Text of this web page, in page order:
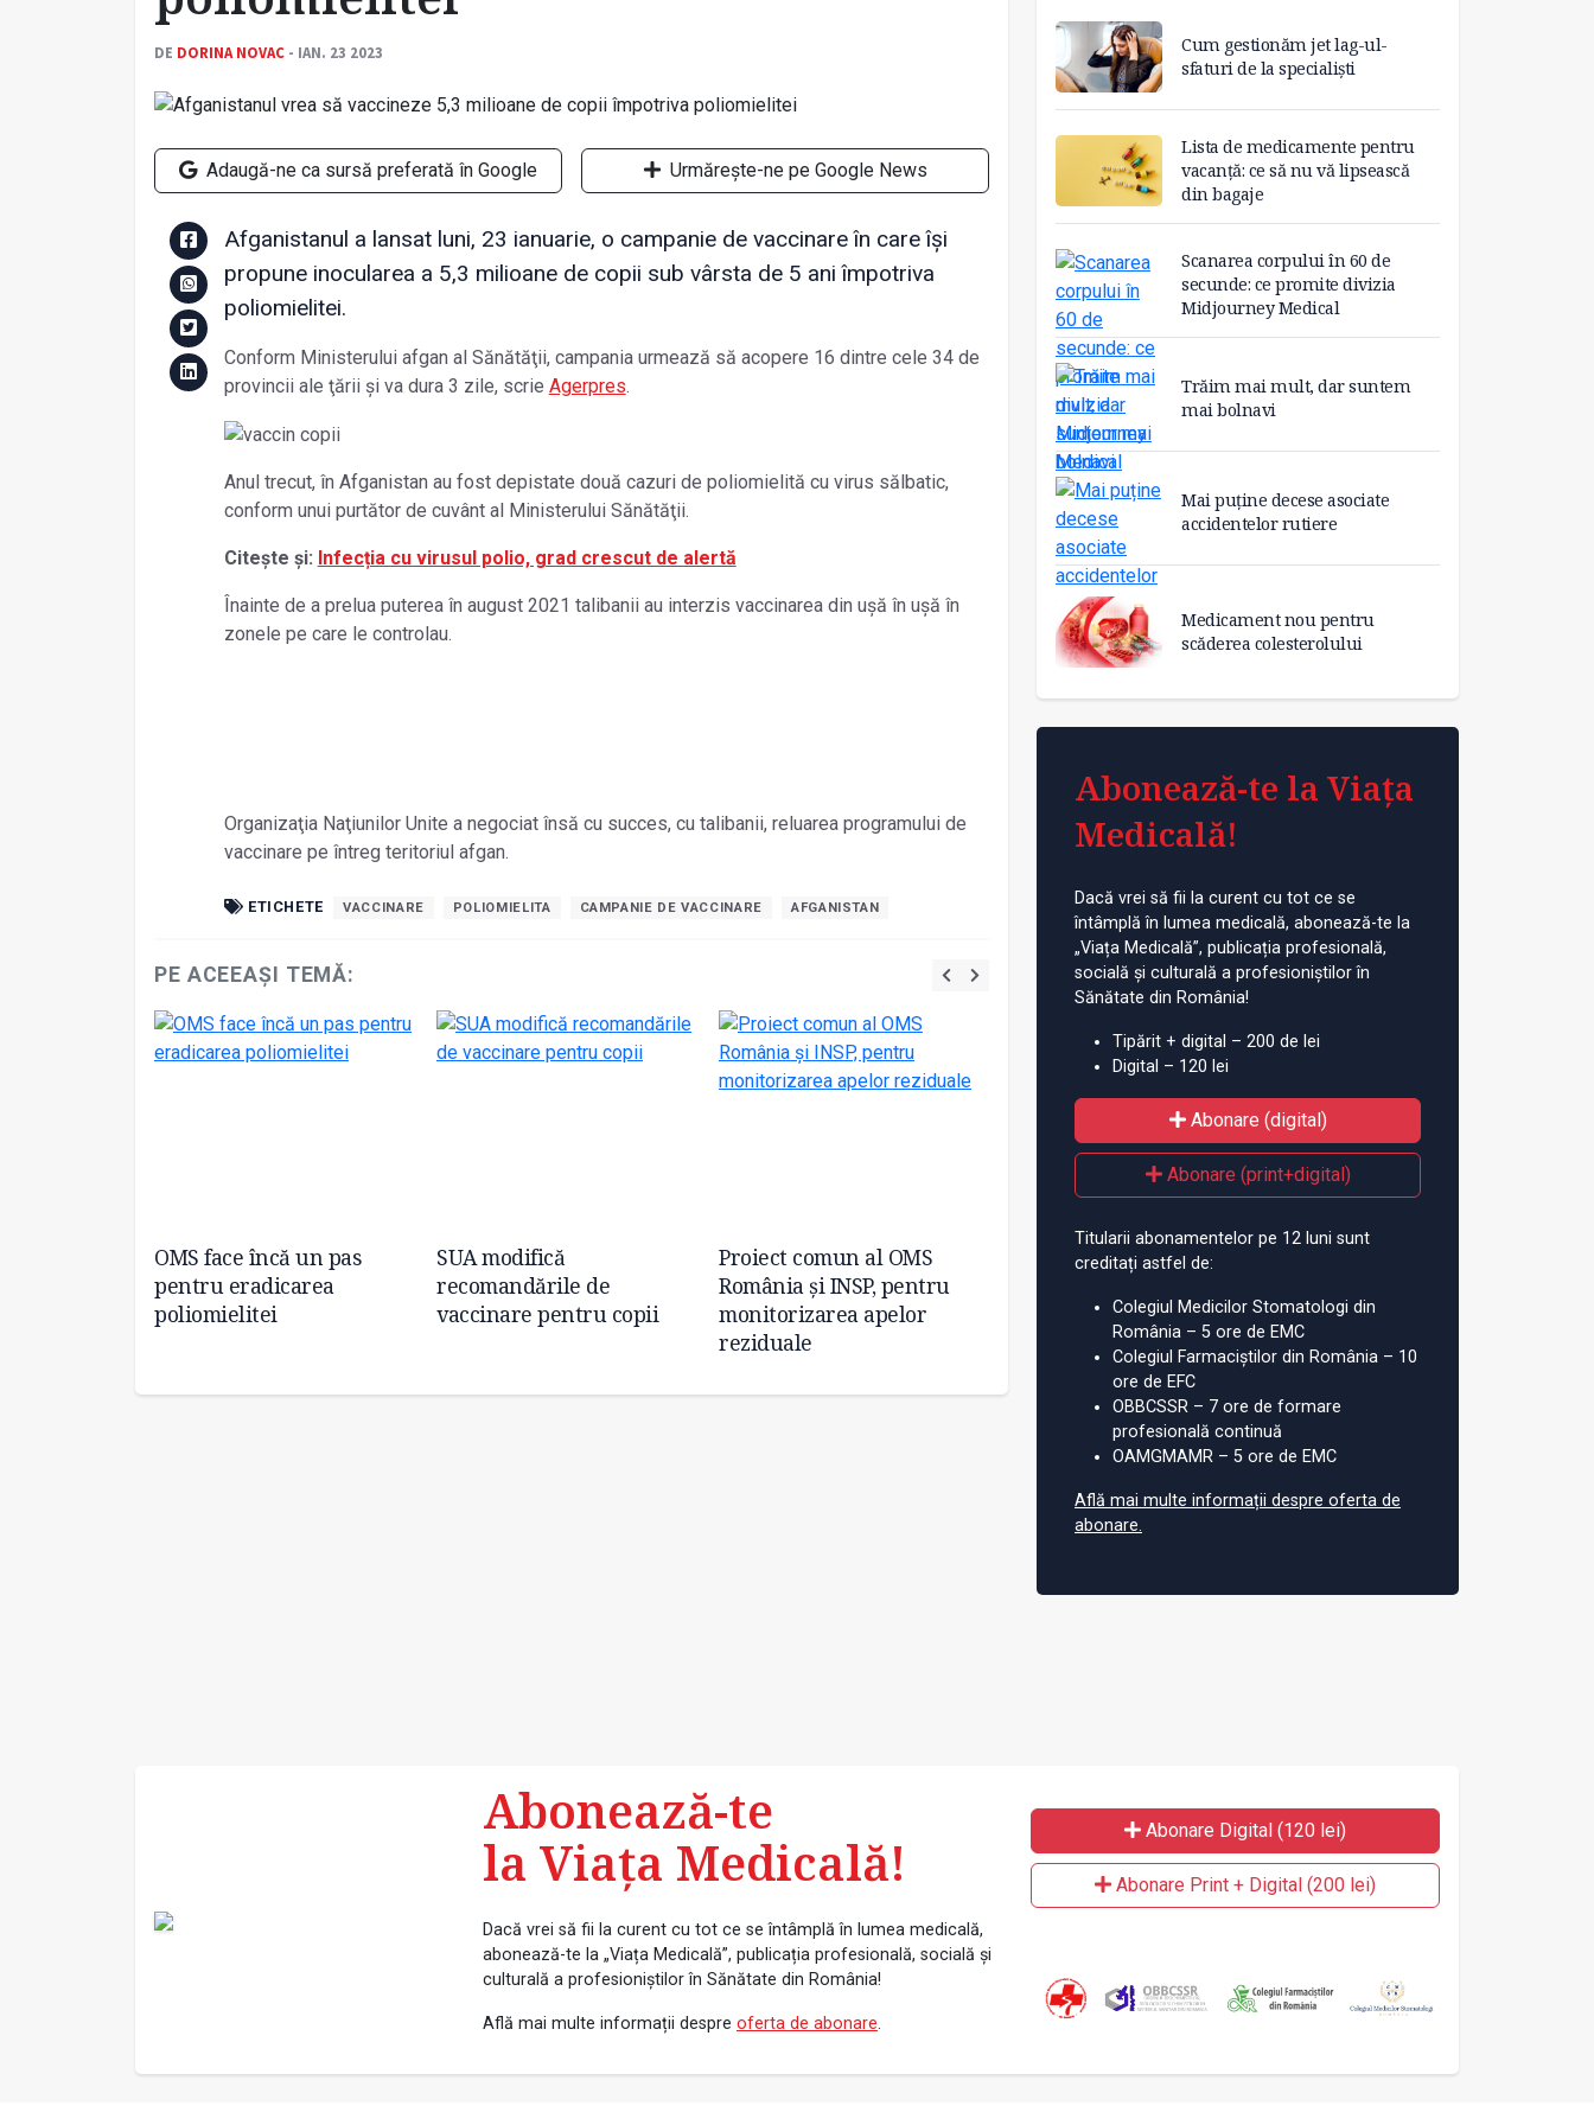
DE DORINA NOVAC - IAN. 23 2023
Adaugă-ne ca sursă preferată în Google Urmărește-ne pe Google News
Afganistanul a lansat luni, 23 ianuarie, o campanie de vaccinare în care îşi
propune inocularea a 5,3 milioane de copii sub vârsta de 5 ani împotriva
poliomielitei.
Conform Ministerului afgan al Sănătăţii, campania urmează să acopere 16 dintre cele 34 de
provincii ale ţării şi va dura 3 zile, scrie Agerpres.
Anul trecut, în Afganistan au fost depistate două cazuri de poliomielită cu virus sălbatic,
conform unui purtător de cuvânt al Ministerului Sănătăţii.
Citește și: Infecția cu virusul polio, grad crescut de alertă
Înainte de a prelua puterea în august 2021 talibanii au interzis vaccinarea din uşă în uşă în
zonele pe care le controlau.
Organizaţia Naţiunilor Unite a negociat însă cu succes, cu talibanii, reluarea programului de
vaccinare pe întreg teritoriul afgan.
ETICHETE VACCINARE POLIOMIELITA CAMPANIE DE VACCINARE AFGANISTAN
PE ACEEAȘI TEMĂ:
OMS face încă un pas
pentru eradicarea
poliomielitei
SUA modifică
recomandările de
vaccinare pentru copii
Proiect comun al OMS
România și INSP, pentru
monitorizarea apelor
reziduale
Îndreptar de vaccinare
virusul polio derivat din
vaccin
Cum gestionăm jet lag-ul-
sfaturi de la specialiști
Lista de medicamente pentru
vacanță: ce să nu vă lipsească
din bagaje
Scanarea corpului în 60 de
secunde: ce promite divizia
Midjourney Medical
Trăim mai mult, dar suntem
mai bolnavi
Mai puține decese asociate
accidentelor rutiere
Medicament nou pentru
scăderea colesterolului
Abonează-te la Viața
Medicală!
Dacă vrei să fii la curent cu tot ce se
întâmplă în lumea medicală, abonează-te la
„Viața Medicală”, publicația profesională,
socială și culturală a profesioniștilor în
Sănătate din România!
Tipărit + digital – 200 de lei
Digital – 120 lei
Abonare (digital)
Abonare (print+digital)
Titularii abonamentelor pe 12 luni sunt
creditați astfel de:
Colegiul Medicilor Stomatologi din
România – 5 ore de EMC
Colegiul Farmaciștilor din România – 10
ore de EFC
OBBCSSR – 7 ore de formare
profesională continuă
OAMGMAMR – 5 ore de EMC
Află mai multe informații despre oferta de
abonare.
Abonează-te
la Viața Medicală!
Dacă vrei să fii la curent cu tot ce se întâmplă în lumea medicală,
abonează-te la „Viața Medicală”, publicația profesională, socială și
culturală a profesioniștilor în Sănătate din România!
Află mai multe informații despre oferta de abonare.
Abonare Digital (120 lei)
Abonare Print + Digital (200 lei)